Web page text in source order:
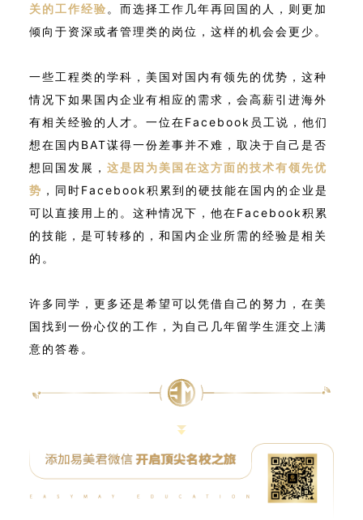
关的工作经验 。而选择工作几年再回国的人，则更加
倾向于资深或者管理类的岗位，这样的机会会更少。
一些工程类的学科，美国对国内有领先的优势，这种
情况下如果国内企业有相应的需求，会高薪引进海外
有相关经验的人才。一位在Facebook员工说，他们
想在国内BAT谋得一份差事并不难，取决于自己是否
想回国发展， 这是因为美国在这方面的技术有领先优
势 ，同时Facebook积累到的硬技能在国内的企业是
可以直接用上的。这种情况下，他在Facebook积累
的技能，是可转移的，和国内企业所需的经验是相关
的。
许多同学，更多还是希望可以凭借自己的努力，在美
国找到一份心仪的工作，为自己几年留学生涯交上满
意的答卷。